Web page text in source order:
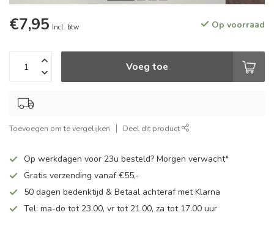
€7,95 Incl. btw Op voorraad
Voeg toe
Toevoegen om te vergelijken Deel dit product
Op werkdagen voor 23u besteld? Morgen verwacht*
Gratis verzending vanaf €55,-
50 dagen bedenktijd & Betaal achteraf met Klarna
Tel: ma-do tot 23.00, vr tot 21.00, za tot 17.00 uur